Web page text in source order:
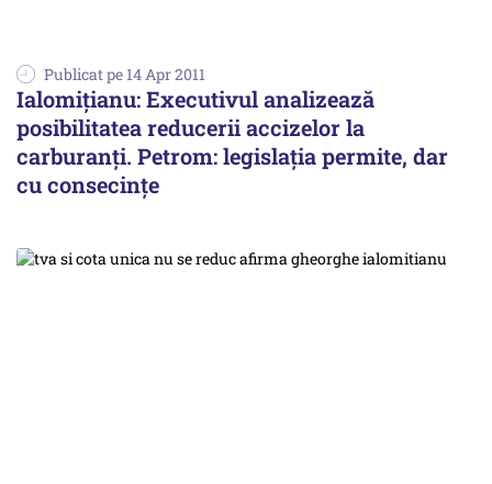
Publicat pe 14 Apr 2011
Ialomiţianu: Executivul analizează
posibilitatea reducerii accizelor la
carburanţi. Petrom: legislaţia permite, dar
cu consecinţe